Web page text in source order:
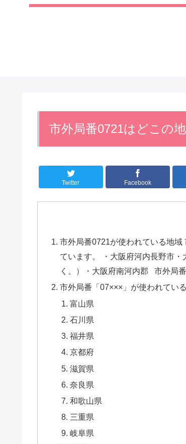
市外局番0721はどこの
Twitter Facebook
市外局番0721が使われている地
ています。 ・大阪府河内長野市
く。）・大阪府南河内郡 市外局
市外局番「07×××」が使われてい
富山県
石川県
福井県
京都府
滋賀県
奈良県
和歌山県
三重県
岐阜県